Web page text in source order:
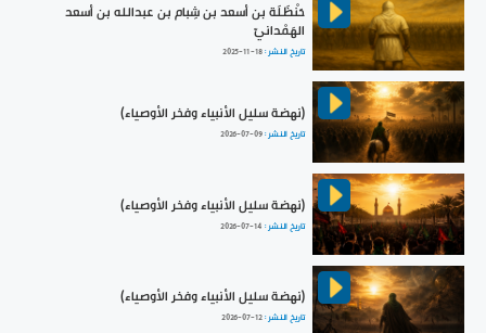
حَنْظَلَة بن أسعد بن شِبام بن عبدالله بن أسعد
الهَمْدانيّ
تاريخ النشر :2025-11-18
(نهضة سليل الأنبياء وفخر الأوصياء)
تاريخ النشر :2026-07-09
(نهضة سليل الأنبياء وفخر الأوصياء)
تاريخ النشر : 2026-07-14
(نهضة سليل الأنبياء وفخر الأوصياء)
تاريخ النشر :2026-07-12